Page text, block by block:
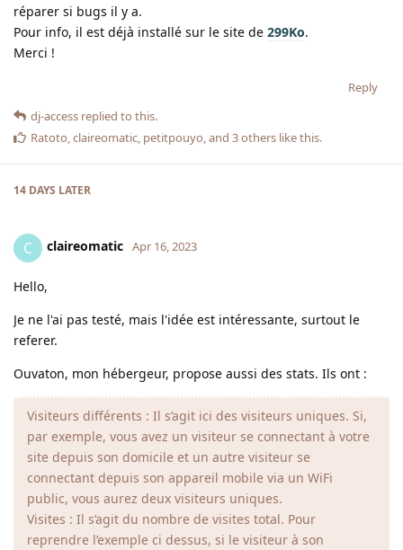
réparer si bugs il y a.
Pour info, il est déjà installé sur le site de 299Ko.
Merci !
Reply
dj-access replied to this.
Ratoto,claireomatic, petitpouyo, and 3others like this.
14 DAYS LATER
C claireomatic Apr 16, 2023
Hello,
Je ne l'ai pas testé, mais l'idée est intéressante, surtout le
referer.
Ouvaton, mon hébergeur, propose aussi des stats. Ils ont :
Visiteurs différents : Il s’agit ici des visiteurs uniques. Si,
par exemple, vous avez un visiteur se connectant à votre
site depuis son domicile et un autre visiteur se
connectant depuis son appareil mobile via un WiFi
public, vous aurez deux visiteurs uniques.
Visites : Il s’agit du nombre de visites total. Pour
reprendre l’exemple ci dessus, si le visiteur à son